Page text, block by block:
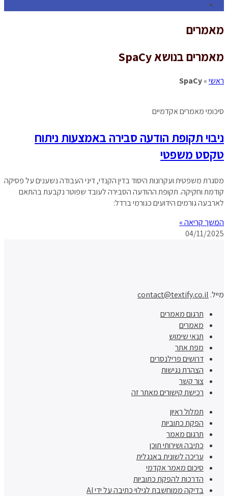
search
מאמרים
מאמרים בנושא SpaCy
ראשי»
SpaCy
סיכומי מאמרים אקדמיים
ניבוי תקופת הודעה סבירה באמצעות ניתוח
טקסט משפטי
מסגרת משפטית ועקרונות היסוד בדין הקנדי, דיני העבודה נשענים על פסיקה
קודמת וחקיקה. תקופת ההודעה הסבירה לעובד שפוטר נקבעת בהתאם
לארבעה גורמים הידועים כגורמי ברדל:
המשך קריאה »
04/11/2025
מייל. contact@textify.co.il
תרגום מאמרים
מאמרים
תנאי שימוש
מפת אתר
דרושים פרילנסרים
הצהרת נגישות
צור קשר
רכישת קישורים מאתר זה
תמלול ראיון
הפקת כתוביות
תרגום מאמר
כתיבה ושירותי תוכן
עריכה לשונית באנגלית
סיכום מאמר אקדמי
הדרכות להפקת כתוביות
בדיקה ממוחשבת לגילוי כתיבה על ידי AI